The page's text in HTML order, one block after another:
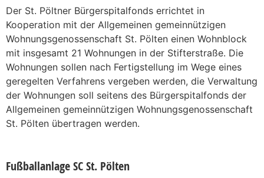
Der St. Pöltner Bürgerspitalfonds errichtet in
Kooperation mit der Allgemeinen gemeinnützigen
Wohnungsgenossenschaft St. Pölten einen Wohnblock
mit insgesamt 21 Wohnungen in der Stifterstraße. Die
Wohnungen sollen nach Fertigstellung im Wege eines
geregelten Verfahrens vergeben werden, die Verwaltung
der Wohnungen soll seitens des Bürgerspitalfonds der
Allgemeinen gemeinnützigen Wohnungsgenossenschaft
St. Pölten übertragen werden.
Fußballanlage SC St. Pölten